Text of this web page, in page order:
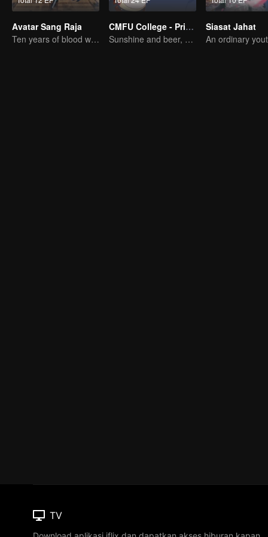
Avatar Sang Raja
Ten years of blood writing esports brilliant
CMFU College - Prince Touch Ball
Sunshine and beer, great!
Siasat Jahat
TV